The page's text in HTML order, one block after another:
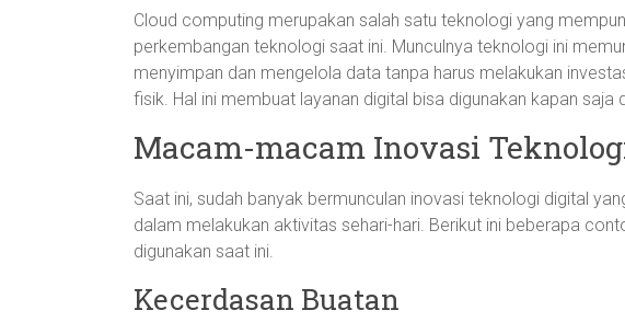
Cloud computing merupakan salah satu teknologi yang
perkembangan teknologi saat ini. Munculnya teknologi ini
menyimpan dan mengelola data tanpa harus melakukan
fisik. Hal ini membuat layanan digital bisa digunakan kapan saja
Macam-macam Inovasi
Saat ini, sudah banyak bermunculan inovasi teknologi digital
dalam melakukan aktivitas sehari-hari. Berikut ini beberapa
digunakan saat ini.
Kecerdasan Buatan